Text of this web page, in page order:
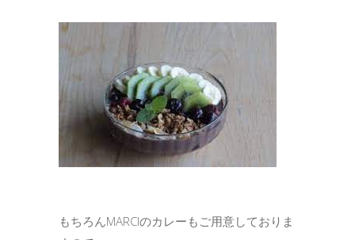
もちろんMARCIのカレーもご用意しておりま